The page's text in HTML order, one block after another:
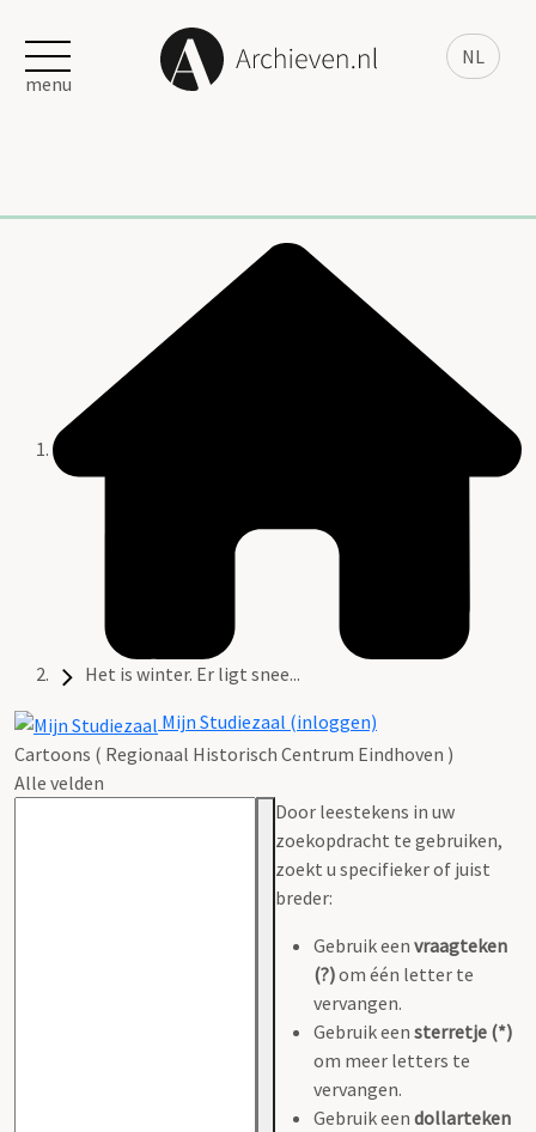
NL
menu
Het is winter. Er ligt snee...
Mijn Studiezaal (inloggen)
Cartoons ( Regionaal Historisch Centrum Eindhoven )
Alle velden
Door leestekens in uw
zoekopdracht te gebruiken,
zoekt u specifieker of juist
breder:
Gebruik een vraagteken
(?)om één letter te
vervangen.
Gebruik een sterretje (*)
om meer letters te
vervangen.
Gebruik een dollarteken